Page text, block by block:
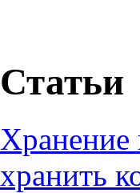
Статьи
Хранение
хранить